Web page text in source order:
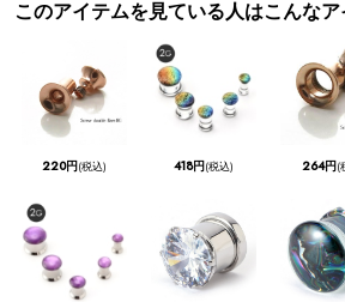
このアイテムを見ている人はこんな
220円(税込) 418円(税込) 264円(